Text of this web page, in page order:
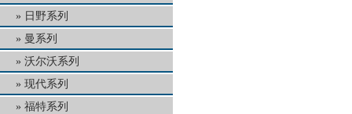
日野系列
曼系列
沃尔沃系列
现代系列
福特系列